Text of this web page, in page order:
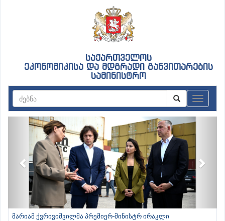
საქართველოს
ეკონომიკისა და მდგრადი განვითარების
სამინისტრო
Previous
მარიამ ქვრივიშვილმა პრემიერ-მინისტრ ირაკლი